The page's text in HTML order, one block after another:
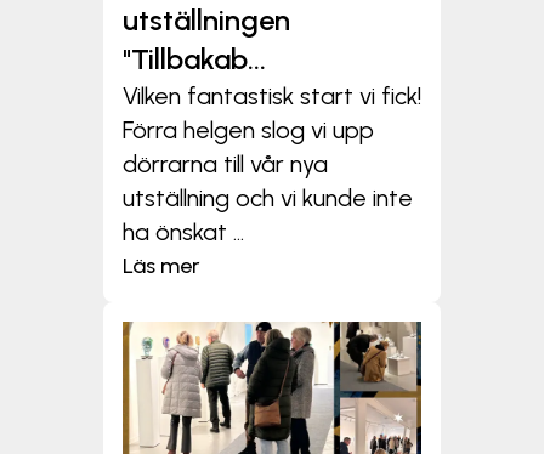
utställningen
"Tillbakab...
Vilken fantastisk start vi fick!
Förra helgen slog vi upp
dörrarna till vår nya
utställning och vi kunde inte
ha önskat ...
Läs mer